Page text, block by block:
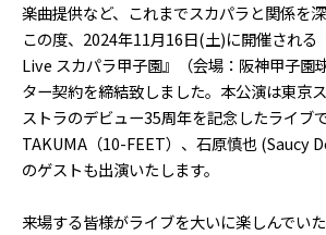
楽曲提供など、これまでスカパラと関係を深
この度、2024年11月16日(土)に開催され
Live スカパラ甲子園』（会場：阪神甲子園
ター契約を締結致しました。本公演は東京
ストラのデビュー35周年を記念したライブ
TAKUMA（10-FEET）、石原慎也 (Saucy
のゲストも出演いたします。
来場する皆様がライブを大いに楽しんでい